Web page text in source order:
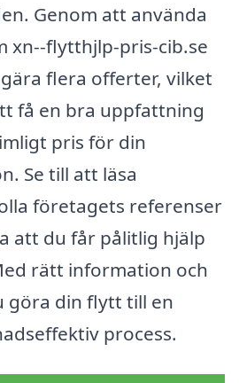
Genom att använda
xn--flytthjlp-pris-cib.se
flera offerter, vilket
få en bra uppfattning
pris för din
Se till att läsa
företagets referenser
att du får pålitlig hjälp
rätt information och
göra din flytt till en
process.